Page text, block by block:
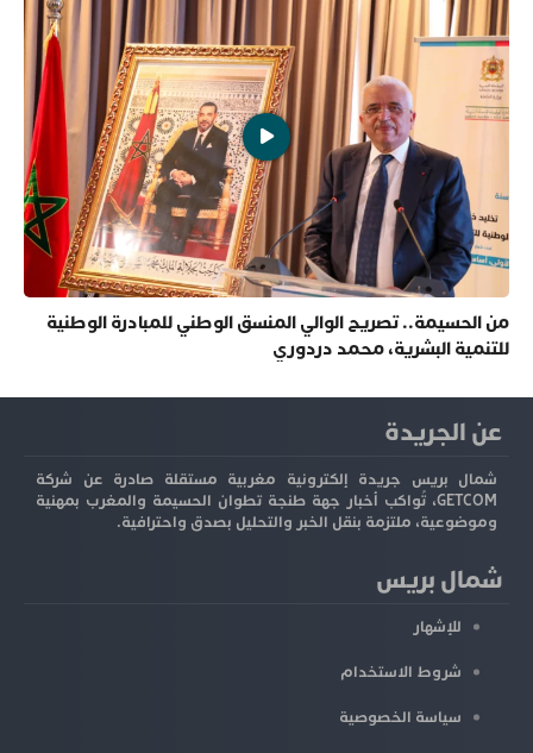
من الحسيمة.. تصريح الوالي المنسق الوطني للمبادرة الوطنية
للتنمية البشرية، محمد دردوري
عن الجريدة
شمال بريس جريدة إلكترونية مغربية مستقلة صادرة عن شركة
GETCOM، تُواكب أخبار جهة طنجة تطوان الحسيمة والمغرب بمهنية
وموضوعية، ملتزمة بنقل الخبر والتحليل بصدق واحترافية.
شمال بريس
للإشهار
شروط الاستخدام
سياسة الخصوصية